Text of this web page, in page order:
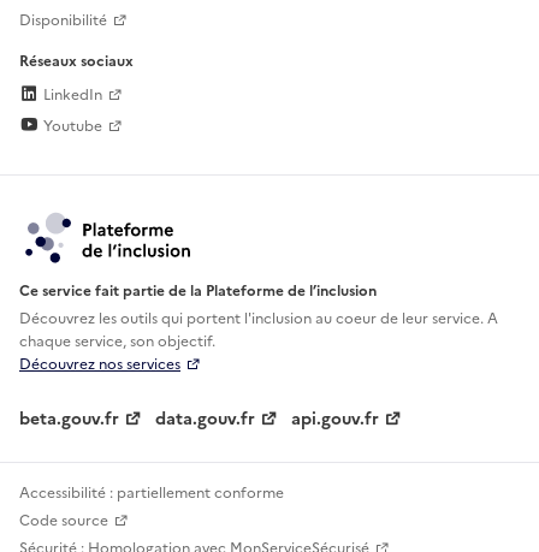
Disponibilité
Réseaux sociaux
LinkedIn
Youtube
Ce service fait partie de la Plateforme de l’inclusion
Découvrez les outils qui portent l'inclusion aucoeur de leur service. A
chaque service, son objectif.
Découvrez nos services
beta.gouv.fr data.gouv.fr api.gouv.fr
Accessibilité : partiellement conforme
Code source